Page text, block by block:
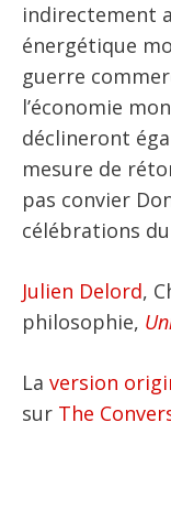
indirectement
énergétique
guerre
l’économie
déclineront
mesure de
pas convier
célébrations
Julien Delord,
philosophie,
La version
sur The